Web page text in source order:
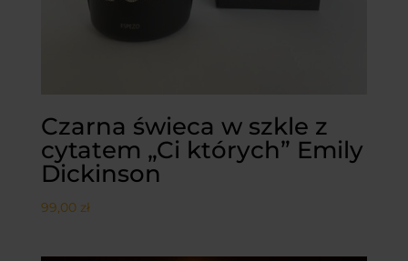
Czarna świeca w szkle z
cytatem „Ci których” Emily
Dickinson
99,00 zł